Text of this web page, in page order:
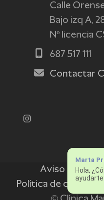
Calle
Bajo izq A,
Nº licencia
687 517 111
Contactar
Instagram
Aviso legal
Política de cookies
Marta
Hola,